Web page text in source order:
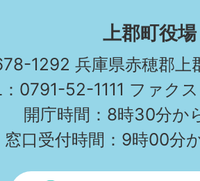
KAMIGORI
TOWN
上郡町役場
1292 兵庫県赤穂郡上
0791-52-1111 ファク
開庁時間：8時30分か
窓口受付時間：9時00分